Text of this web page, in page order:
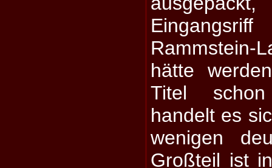
hätte
Titel
handelt es
wenigen
Großteil ist